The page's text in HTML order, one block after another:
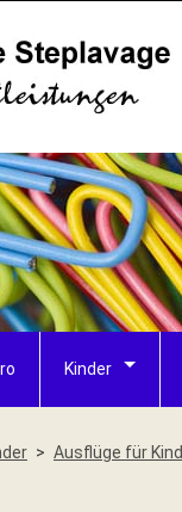
Kinder
Ausflüge für